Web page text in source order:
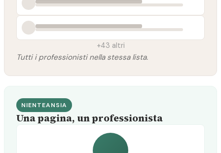
+43 altri
Tutti i professionisti nella stessa lista.
NIENTEANSIA
Una pagina, un professionista